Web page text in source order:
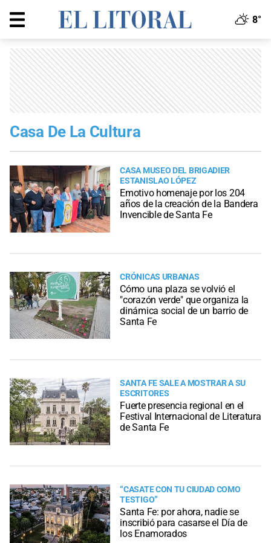
8°
Casa De La Cultura
CASA MUSEO DEL BRIGADIER
ESTANISLAO LÓPEZ
Emotivo homenaje por los 204
años de la creación de la Bandera
Invencible de Santa Fe
CRÓNICAS URBANAS
Cómo una plaza se volvió el
"corazón verde" que organiza la
dinámica social de un barrio de
Santa Fe
SANTA FE SALE A MOSTRAR A SU
ESCRITORES
Fuerte presencia regional en el
Festival Internacional de Literatura
de Santa Fe
“CASATE CON TU CIUDAD COMO
TESTIGO”
Santa Fe: por ahora, nadie se
inscribió para casarse el Día de
los Enamorados